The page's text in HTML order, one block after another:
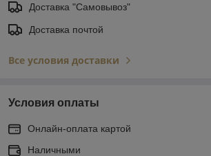
Доставка "Самовывоз"
Доставка почтой
Все условия доставки
Условия оплаты
Онлайн-оплата картой
Наличными